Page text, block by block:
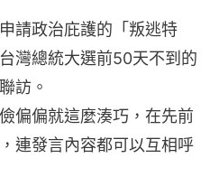
請政治庇護的「叛逃特
灣總統大選前50天不到的
訪。
偏偏就這麼湊巧，在先前
連發言內容都可以互相呼